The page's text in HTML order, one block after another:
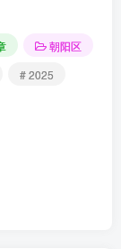
于在全国拥
育集团”， 是
于2018年顺
优美的立城苑
朝阳区
# 2025